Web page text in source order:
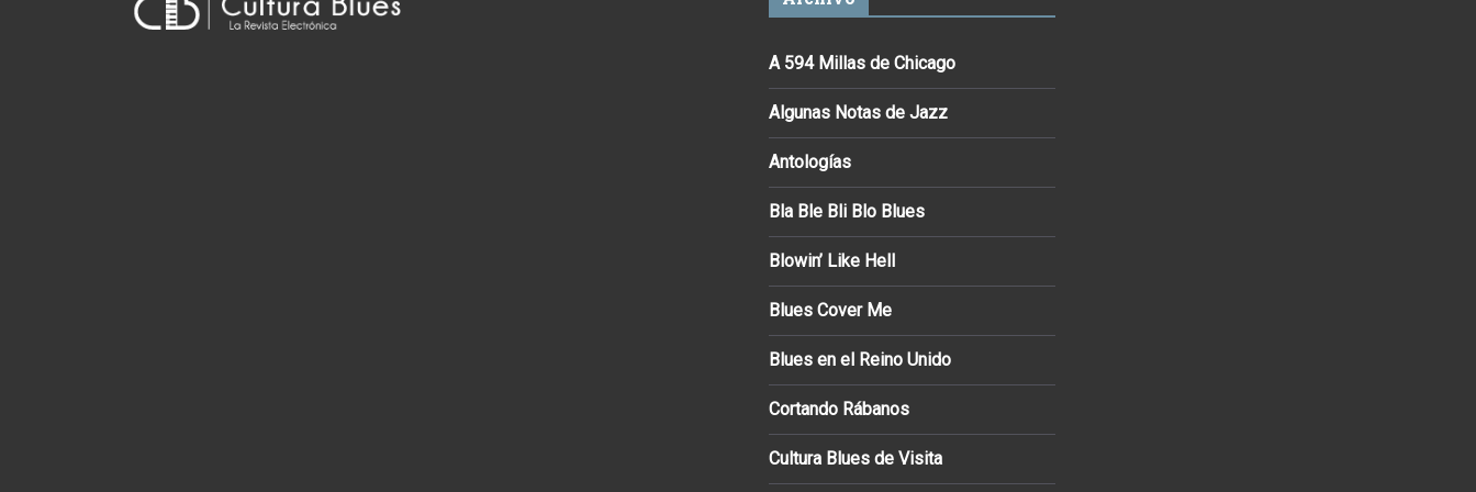
A 594 Millas de Chicago
Algunas Notas de Jazz
Antologías
Bla Ble Bli Blo Blues
Blowin’ Like Hell
Blues Cover Me
Blues en el Reino Unido
Cortando Rábanos
Cultura Blues de Visita